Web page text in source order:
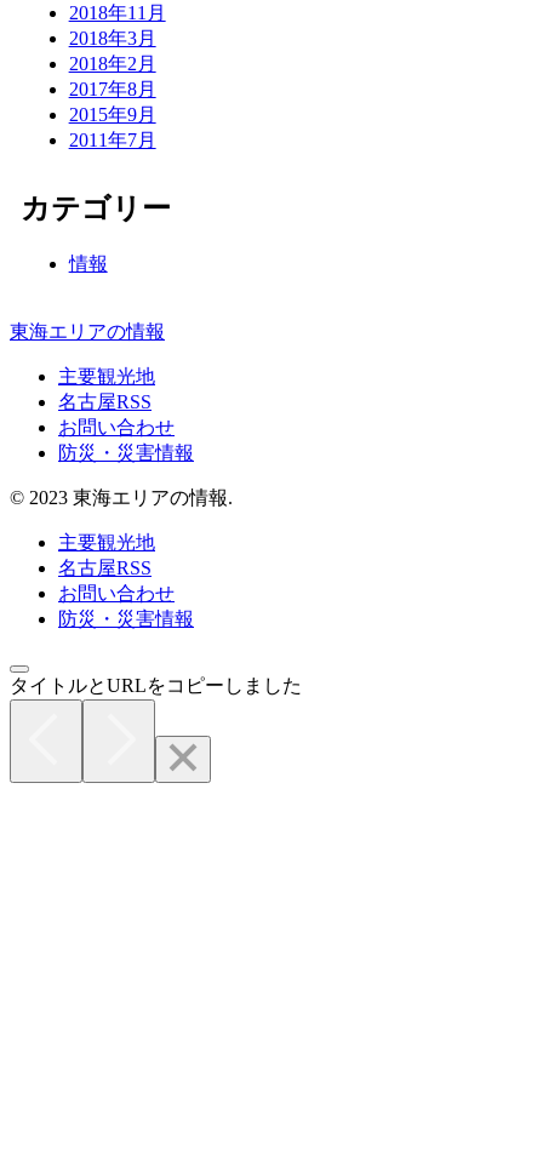
2018年11月
2018年3月
2018年2月
2017年8月
2015年9月
2011年7月
カテゴリー
情報
東海エリアの情報
主要観光地
名古屋RSS
お問い合わせ
防災・災害情報
© 2023 東海エリアの情報.
主要観光地
名古屋RSS
お問い合わせ
防災・災害情報
タイトルとURLをコピーしました